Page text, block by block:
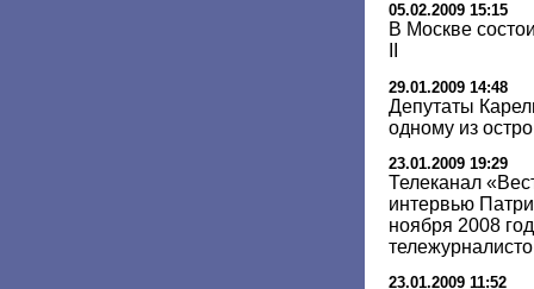
05.02.2009 15:15
В Москве
29.01.2009 14:48
Депутаты
одному из
23.01.2009 19:29
Телеканал
интервью
ноября 2008
23.01.2009 11:52